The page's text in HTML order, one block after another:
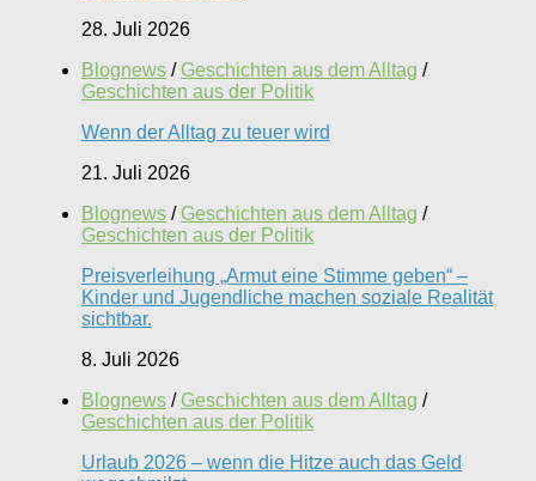
28. Juli 2026
Blognews / Geschichten aus dem Alltag /
Geschichten aus der Politik
Wenn der Alltag zu teuer wird
21. Juli 2026
Blognews / Geschichten aus dem Alltag /
Geschichten aus der Politik
Preisverleihung „Armut eine Stimme geben“ –
Kinder und Jugendliche machen soziale Realität
sichtbar.
8. Juli 2026
Blognews / Geschichten aus dem Alltag /
Geschichten aus der Politik
Urlaub 2026 – wenn die Hitze auch das Geld